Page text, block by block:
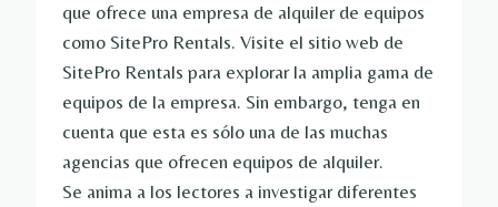
que ofrece una empresa de alquiler de equipos
como SitePro Rentals. Visite el sitio web de
SitePro Rentals para explorar la amplia gama de
equipos de la empresa. Sin embargo, tenga en
cuenta que esta es sólo una de las muchas
agencias que ofrecen equipos de alquiler.
Se anima a los lectores a investigar diferentes